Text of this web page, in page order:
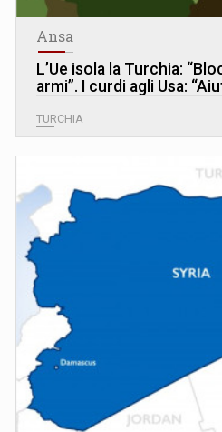
Ansa
L’Ue isola la Turchia:
armi”. I curdi agli Usa:
TURCHIA